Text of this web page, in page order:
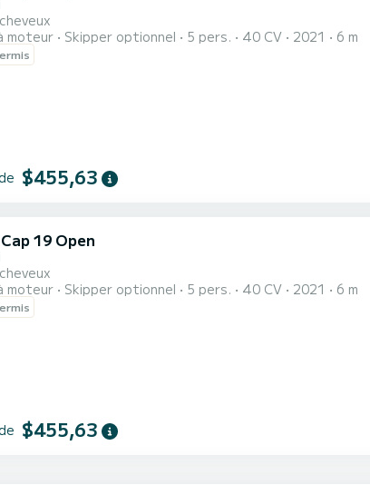
moteur
Skipper optionnel 5 pers. 40 CV 2021 6 m
$455,63
19 Open
moteur
Skipper optionnel 5 pers. 40 CV 2021 6 m
$455,63